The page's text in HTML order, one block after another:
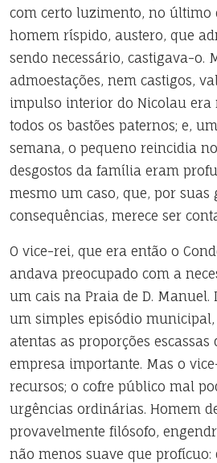
com certo luzimento, no último
homem ríspido, austero, que
sendo necessário, castigava-o.
admoestações, nem castigos,
impulso interior do Nicolau era
todos os bastões paternos; e,
semana, o pequeno reincidia
desgostos da família eram
mesmo um caso, que, por suas
consequências, merece ser
O vice-rei, que era então o
andava preocupado com a
um cais na Praia de D. Manuel.
um simples episódio
atentas as proporções
empresa importante. Mas o
recursos; o cofre público mal
urgências ordinárias. Homem
provavelmente filósofo,
não menos suave que